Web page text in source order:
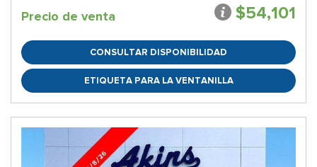
Precio de venta $54,101
CONSULTAR DISPONIBILIDAD
ETIQUETA PARA LA VENTANILLA